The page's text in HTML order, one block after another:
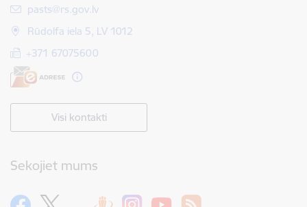
E-pasts:
pasts@rs.gov.lv
Rūdolfa iela 5, LV 1012
+371 67075600
Visi kontakti
Sekojiet mums